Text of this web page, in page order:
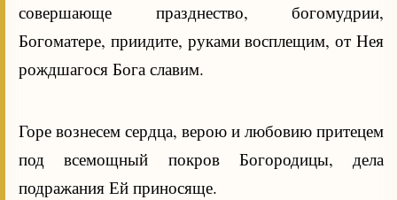
совершающе празднество, богомудрии,
Богоматере, приидите, руками восплещим, от Нея
рождшагося Бога славим.
Горе вознесем сердца, верою и любовию притецем
под всемощный покров Богородицы, дела
подражания Ей приносяще.